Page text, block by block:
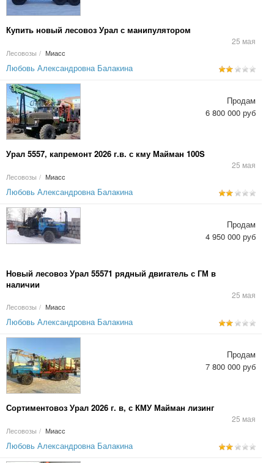
Купить новый лесовоз Урал с манипулятором
25 мая
Лесовозы / Миасс
Любовь Александровна Балакина
Урал 5557, капремонт 2026 г.в. с кму Майман 100S
25 мая
Лесовозы / Миасс
Продам
6 800 000 руб
Любовь Александровна Балакина
Новый лесовоз Урал 55571 рядный двигатель с ГМ в
наличии
25 мая
Лесовозы / Миасс
Продам
4 950 000 руб
Любовь Александровна Балакина
Сортиментовоз Урал 2026 г. в, с КМУ Майман лизинг
25 мая
Лесовозы / Миасс
Продам
7 800 000 руб
Любовь Александровна Балакина